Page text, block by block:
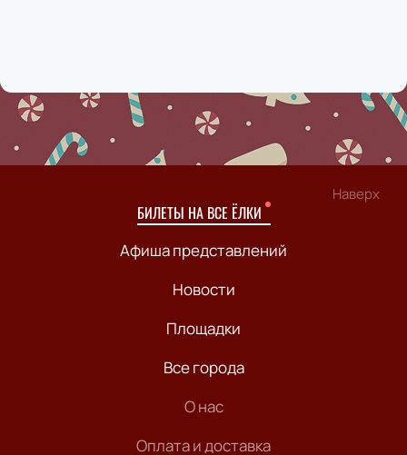
Наверх
БИЛЕТЫ НА ВСЕ ЁЛКИ
Афиша представлений
Новости
Площадки
Все города
О нас
Оплата и доставка